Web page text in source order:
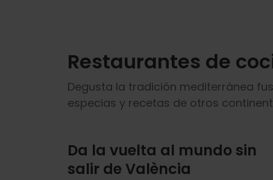
Restaurantes de
Degusta la tradición mediterránea
especias y recetas de otros
Da la vuelta al mundo sin
salir de València